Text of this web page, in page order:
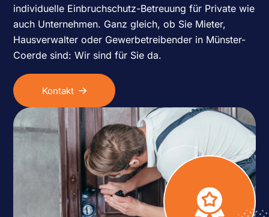
individuelle Einbruchschutz-Betreuung für Private wie
auch Unternehmen. Ganz gleich, ob Sie Mieter,
Hausverwalter oder Gewerbetreibender in Münster-
Coerde sind: Wir sind für Sie da.
Kontakt